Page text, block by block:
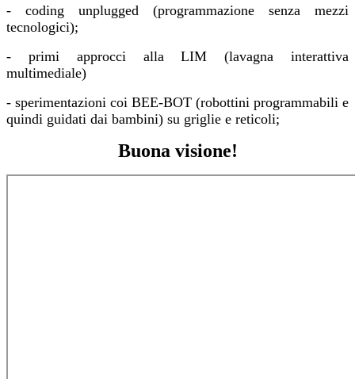
- coding unplugged (programmazione senza mezzi
tecnologici);
- primi approcci alla LIM (lavagna interattiva
multimediale)
- sperimentazioni coi BEE-BOT (robottini programmabili e
quindi guidati dai bambini) su griglie e reticoli;
Buona visione!